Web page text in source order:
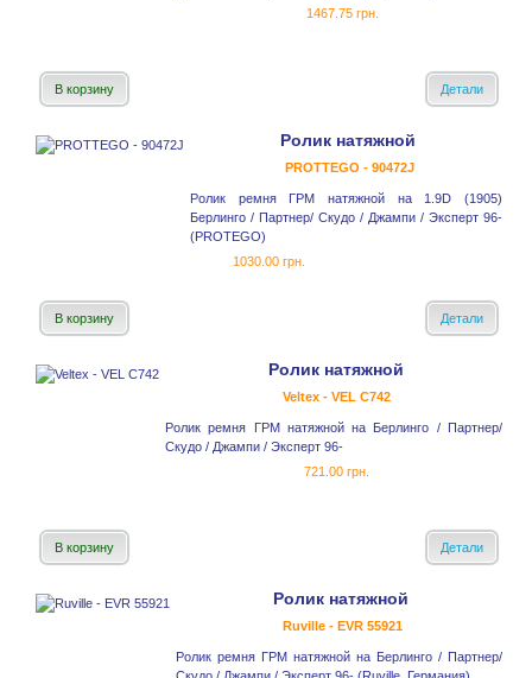
1467.75 грн.
В корзину Детали
Ролик натяжной
PROTTEGO - 90472J
Ролик ремня ГРМ натяжной на 1.9D (1905)
Берлинго / Партнер/ Скудо / Джампи / Эксперт 96-
(PROTEGO)
1030.00 грн.
В корзину Детали
Ролик натяжной
Veltex - VEL C742
Ролик ремня ГРМ натяжной на Берлинго / Партнер/
Скудо / Джампи / Эксперт 96-
721.00 грн.
В корзину Детали
Ролик натяжной
Ruville - EVR 55921
Ролик ремня ГРМ натяжной на Берлинго / Партнер/